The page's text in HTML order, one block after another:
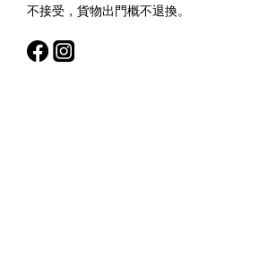
不接受，貨物出門概不退換。